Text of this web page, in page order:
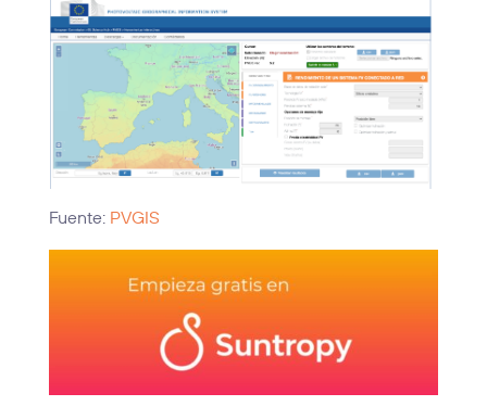
Fuente: PVGIS